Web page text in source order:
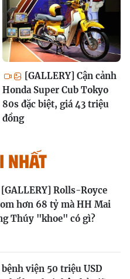
[GALLERY] Cận cảnh
Honda Super Cub Tokyo
80s đặc biệt, giá 43 triệu
đồng
NHẤT
[GALLERY] Rolls-Royce
hơn 68 tỷ mà HH Mai
Thúy "khoe" có gì?
bệnh viện 50 triệu USD